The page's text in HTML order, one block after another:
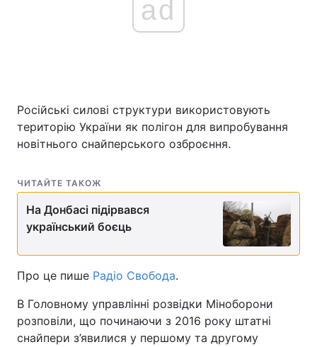
ad
Російські силові структури використовують
територію України як полігон для випробування
новітнього снайперського озброєння.
ЧИТАЙТЕ ТАКОЖ
На Донбасі підірвався
український боєць
Про це пише Радіо Свобода.
В Головному управлінні розвідки Міноборони
розповіли, що починаючи з 2016 року штатні
снайпери з’явилися у першому та другому